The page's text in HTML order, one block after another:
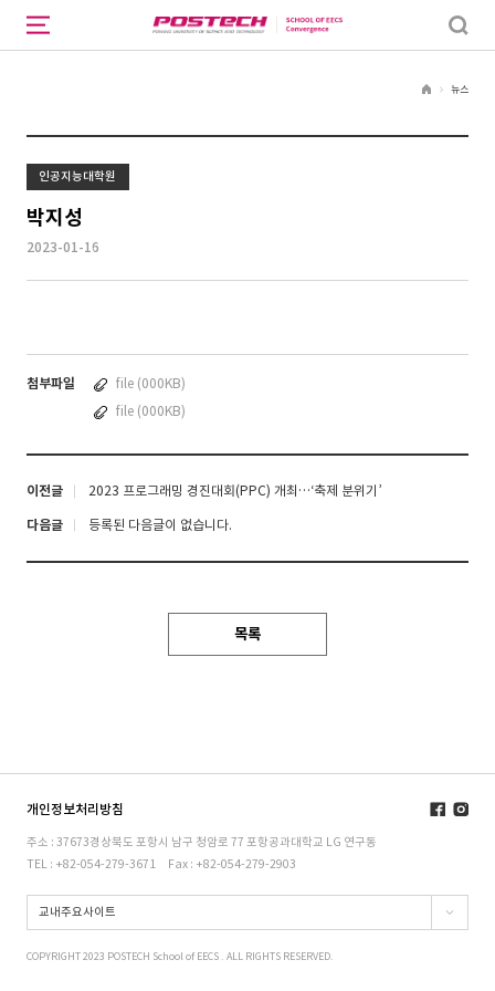
H
뉴스
인공지능대학원
박지성
2023-01-16
첨부파일
file (000KB)
file (000KB)
이전글 2023 프로그래밍 경진대회(PPC) 개최…‘축제 분위기’
다음글 등록된 다음글이 없습니다.
목록
개인정보처리방침
주소 : 37673경상북도 포항시 남구 청암로 77 포항공과대학교 LG 연구동
TEL : +82-054-279-3671
Fax : +82-054-279-2903
교내주요사이트
COPYRIGHT 2023 POSTECH School of EECS . ALL RIGHTS RESERVED.